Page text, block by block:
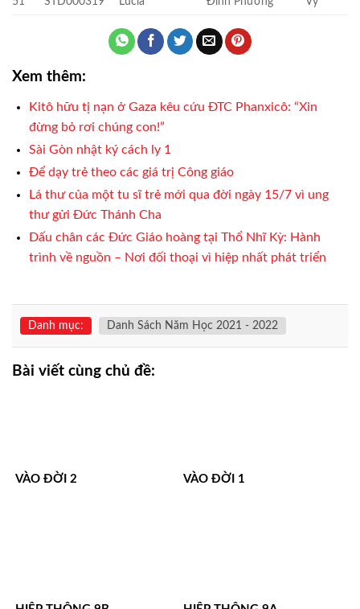
Xem thêm:
Kitô hữu tị nạn ở Gaza kêu cứu ĐTC Phanxicô: “Xin
đừng bỏ rơi chúng con!”
Sài Gòn nhật ký cách ly 1
Để dạy trẻ theo các giá trị Công giáo
Lá thư của một tu sĩ trẻ mới qua đời ngày 15/7 vì ung
thư gửi Đức Thánh Cha
Dấu chân các Đức Giáo hoàng tại Thổ Nhĩ Kỳ: Hành
trình về nguồn – Nơi đối thoại vì hiệp nhất phát triển
Danh mục: Danh Sách Năm Học 2021 - 2022
Bài viết cùng chủ đề:
VÀO ĐỜI 2 VÀO ĐỜI 1